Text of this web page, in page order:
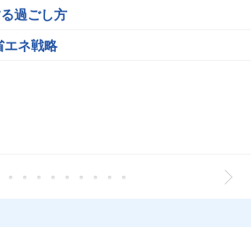
過ごし方
エネ戦略